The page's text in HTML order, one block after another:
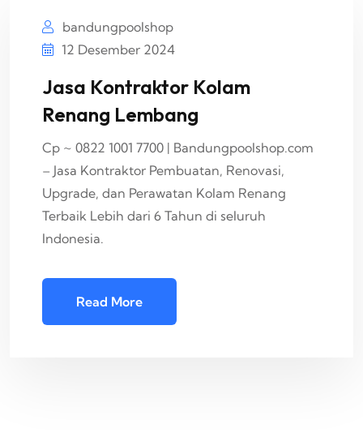
bandungpoolshop
12 Desember 2024
Jasa Kontraktor Kolam
Renang Lembang
Cp ~ 0822 1001 7700 | Bandungpoolshop.com
– Jasa Kontraktor Pembuatan, Renovasi,
Upgrade, dan Perawatan Kolam Renang
Terbaik Lebih dari 6 Tahun di seluruh
Indonesia.
Read More